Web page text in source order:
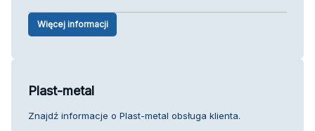
Więcej informacji
Plast-metal
Znajdź informacje o Plast-metal obsługa klienta.